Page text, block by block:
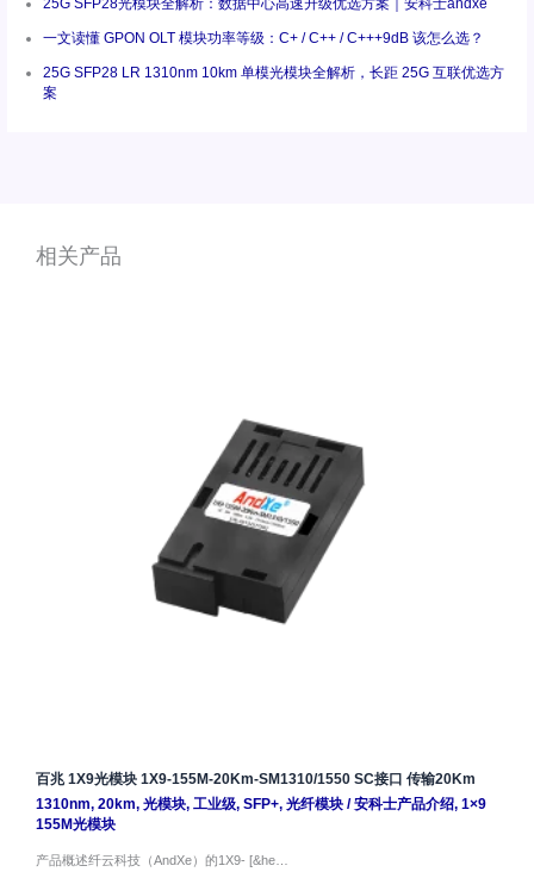
25G SFP28光模块全解析：数据中心高速升级优选方案｜安科士andxe
一文读懂 GPON OLT 模块功率等级：C+ / C++ / C+++9dB 该怎么选？
25G SFP28 LR 1310nm 10km 单模光模块全解析，长距 25G 互联优选方
案
相关产品
百兆 1X9光模块 1X9-155M-20Km-SM1310/1550 SC接口 传输20Km
1310nm, 20km, 光模块, 工业级, SFP+, 光纤模块/安科士产品介绍, 1×9
155M光模块
产品概述纤云科技（AndXe）的1X9- [&he…